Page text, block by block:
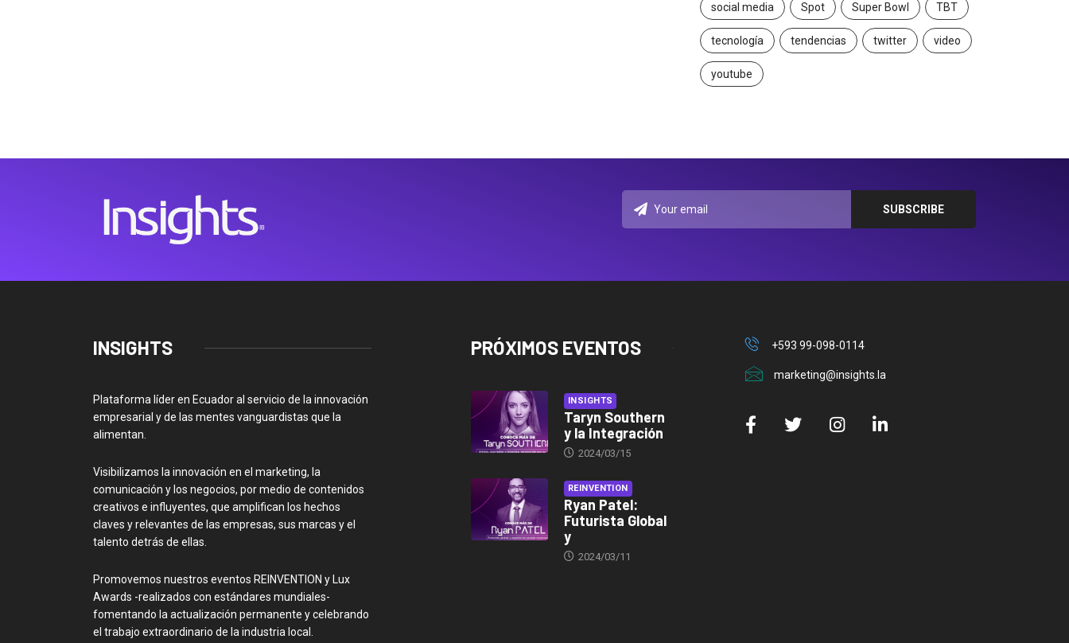
social media Spot Super Bowl TBT
tecnología tendencias twitter video
youtube
INSIGHTS
Plataforma líder en Ecuador al servicio de la innovación
empresarial y de las mentes vanguardistas que la
alimentan.
Visibilizamos la innovación en el marketing, la
comunicación y los negocios, por medio de contenidos
creativos e influyentes, que amplifican los hechos
claves y relevantes de las empresas, sus marcas y el
talento detrás de ellas.
Promovemos nuestros eventos REINVENTION y Lux
Awards -realizados con estándares mundiales-
fomentando la actualización permanente y celebrando
el trabajo extraordinario de la industria local.
PRÓXIMOS EVENTOS
INSIGHTS
Taryn Southern
y la Integración
2024/03/15
REINVENTION
Ryan Patel:
Futurista Global
y
2024/03/11
+593 99-098-0114
marketing@insights.la